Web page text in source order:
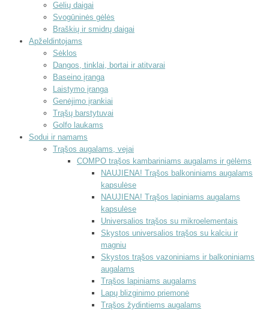
Gėlių daigai
Svogūninės gėlės
Braškių ir smidrų daigai
Apželdintojams
Sėklos
Dangos, tinklai, bortai ir atitvarai
Baseino įranga
Laistymo įranga
Genėjimo įrankiai
Trąšų barstytuvai
Golfo laukams
Sodui ir namams
Trąšos augalams, vejai
COMPO trąšos kambariniams augalams ir gėlėms
NAUJIENA! Trąšos balkoniniams augalams
kapsulėse
NAUJIENA! Trąšos lapiniams augalams
kapsulėse
Universalios trąšos su mikroelementais
Skystos universalios trąšos su kalciu ir
magniu
Skystos trąšos vazoniniams ir balkoniniams
augalams
Trąšos lapiniams augalams
Lapų blizginimo priemonė
Trąšos žydintiems augalams